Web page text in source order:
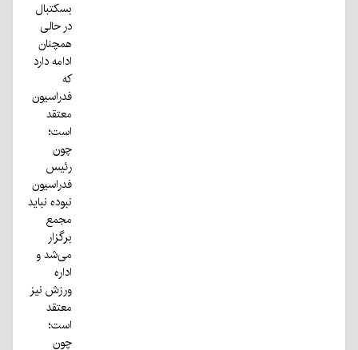
بسکتبال
در حالی
همچنان
ادامه دارد
که
فدراسیون
معتقد
است؛
چون
رئیس
فدراسیون
نبوده نباید
مجمع
برگزار
می‌شد و
اداره
ورزش نیز
معتقد
است؛
چون